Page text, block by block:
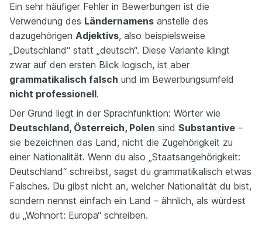
Ein sehr häufiger Fehler in Bewerbungen ist die
Verwendung des Ländernamens anstelle des
dazugehörigen Adjektivs, also beispielsweise
„Deutschland“ statt „deutsch“. Diese Variante klingt
zwar auf den ersten Blick logisch, ist aber
grammatikalisch falsch und im Bewerbungsumfeld
nicht professionell.
Der Grund liegt in der Sprachfunktion: Wörter wie
Deutschland, Österreich, Polen sind Substantive –
sie bezeichnen das Land, nicht die Zugehörigkeit zu
einer Nationalität. Wenn du also „Staatsangehörigkeit:
Deutschland“ schreibst, sagst du grammatikalisch etwas
Falsches. Du gibst nicht an, welcher Nationalität du bist,
sondern nennst einfach ein Land – ähnlich, als würdest
du „Wohnort: Europa“ schreiben.